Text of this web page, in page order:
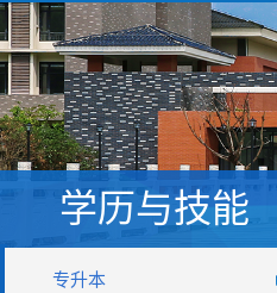
学历与技能
专升本